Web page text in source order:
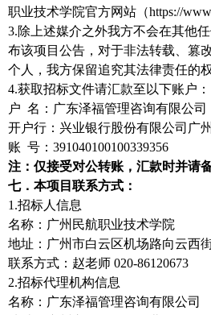
职业技术学院官方网站（https://
3.除上述媒介之外我方不会在其他
布该项目公告，对于非法转载、篡
个人，我方保留追究其法律责任的权
4.获取招标文件请汇款至以下账户：
户 名：广东泽福管理咨询有限公司
开户行：兴业银行股份有限公司广
账 号：391040100100339356
注：仅接受对公转账，汇款时并请
七．本项目联系方式：
1.招标人信息
名称：广州民航职业技术学院
地址：广州市白云区机场路向云西
联系方式：赵老师 020-86120673
2.招标代理机构信息
名称：广东泽福管理咨询有限公司